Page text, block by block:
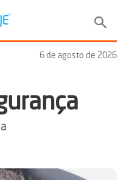
6 de agosto de 2026